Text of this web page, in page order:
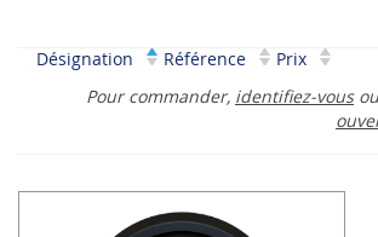
Désignation Référence
Prix
Pour commander, identifiez-vous